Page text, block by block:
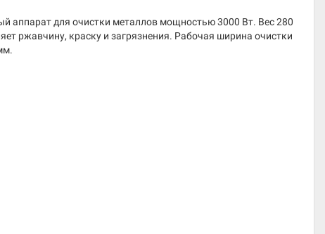
аппарат для очистки металлов мощностью 3000 Вт. Вес 280
ржавчину, краску и загрязнения. Рабочая ширина очистки